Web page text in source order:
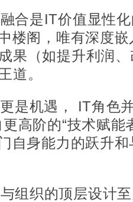
合是IT价值显性
楼阁，唯有深度
果（如提升利润
道。
是机遇， IT角色
高阶的“技术赋能
自身能力的跃升
组织的顶层设计